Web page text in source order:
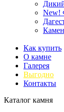
New!
Как купить
О камне
Галерея
Выгодно
Контакты
Каталог камня